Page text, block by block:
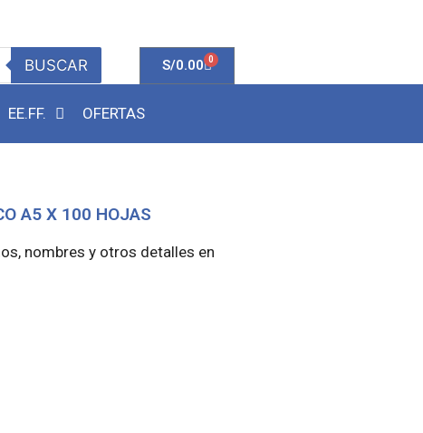
BUSCAR S/0.00 0
EE.FF. OFERTAS
A5 X 100 HOJAS
nombres y otros detalles en